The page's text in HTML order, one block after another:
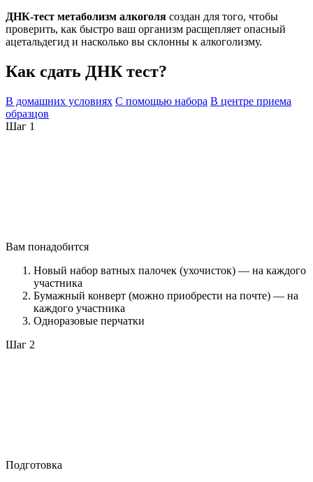
ДНК-тест метаболизм алкоголя создан для того, чтобы
проверить, как быстро ваш организм расщепляет опасный
ацетальдегид и насколько вы склонны к алкоголизму.
Как сдать ДНК тест?
В домашних условиях С помощью набора В центре приема
образцов
Шаг 1
Вам понадобится
Новый набор ватных палочек (ухочисток) — на каждого
участника
Бумажный конверт (можно приобрести на почте) — на
каждого участника
Одноразовые перчатки
Шаг 2
Подготовка